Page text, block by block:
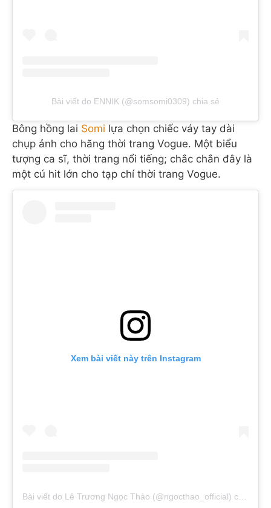
Bài viết do ENNIK (@somsomi0309) chia sẻ
Bông hồng lai Somi lựa chọn chiếc váy tay dài
chụp ảnh cho hãng thời trang Vogue. Một biểu
tượng ca sĩ, thời trang nổi tiếng; chắc chắn đây là
một cú hit lớn cho tạp chí thời trang Vogue.
Xem bài viết này trên Instagram
Bài viết do Lê Trương Ngọc Thảo (@ngocthao_official) chia sẻ